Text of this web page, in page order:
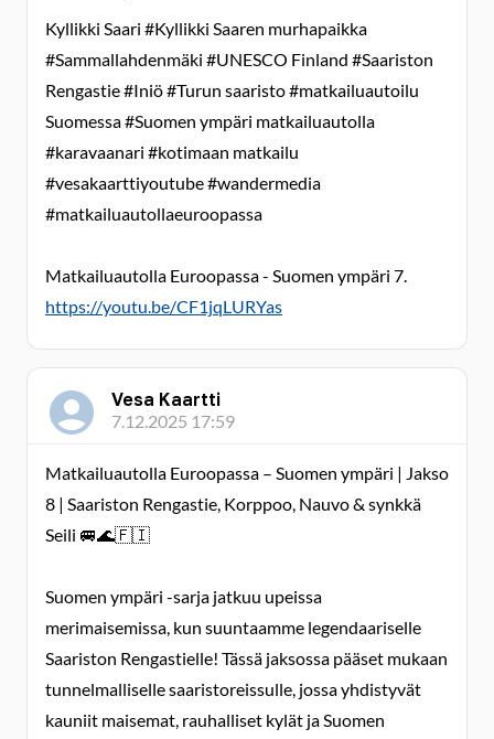
Kyllikki Saari #Kyllikki Saaren murhapaikka
#Sammallahdenmäki #UNESCO Finland #Saariston
Rengastie #Iniö #Turun saaristo #matkailuautoilu
Suomessa #Suomen ympäri matkailuautolla
#karavaanari #kotimaan matkailu
#vesakaarttiyoutube #wandermedia
#matkailuautollaeuroopassa
Matkailuautolla Euroopassa - Suomen ympäri 7.
https://youtu.be/CF1jqLURYas
Vesa Kaartti
7.12.2025 17:59
Matkailuautolla Euroopassa – Suomen ympäri | Jakso
8 | Saariston Rengastie, Korppoo, Nauvo & synkkä
Seili 🚐🌊🇫🇮
Suomen ympäri -sarja jatkuu upeissa
merimaisemissa, kun suuntaamme legendaariselle
Saariston Rengastielle! Tässä jaksossa pääset mukaan
tunnelmalliselle saaristoreissulle, jossa yhdistyvät
kauniit maisemat, rauhalliset kylät ja Suomen